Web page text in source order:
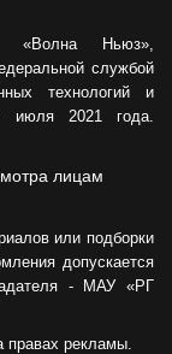
«Волна Ньюз»,
службой
технологий и
июля 2021 года.
лицам
или подборки
допускается
- МАУ «РГ
правах рекламы.